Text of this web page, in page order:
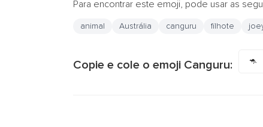
Para encontrar este emoji, pode usar as
animal Austrália canguru filhote
Copie e cole o emoji Canguru: 🦘